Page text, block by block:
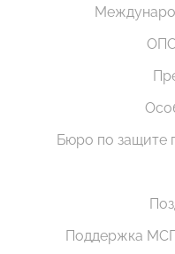
Бюро по защите
Поддержка